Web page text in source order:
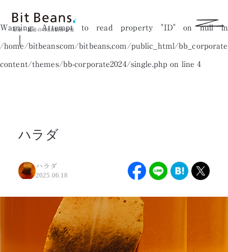
東京・新宿のWEB制作会社
Warning: Attempt to read property "ID" on null in
/home/bitbeanscom/bitbeans.com/public_html/
content/themes/bb-corporate2024/single.php on line4
ハラダ
ハラダ
2025.06.18